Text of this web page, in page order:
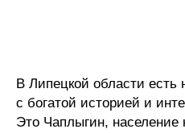
В Липецкой области
с богатой историей и
Это Чаплыгин, население